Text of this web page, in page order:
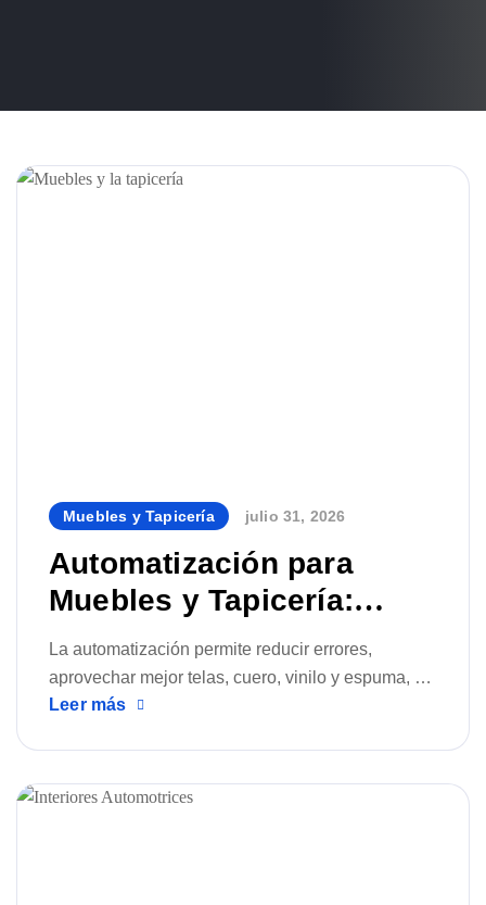
Muebles y Tapicería julio 31, 2026
Automatización para
Muebles y Tapicería:
Beneficios Reales
La automatización permite reducir errores,
aprovechar mejor telas, cuero, vinilo y espuma, y
responder con mayor agilidad a pedidos
cutters en la fabricación de muebles y tapicería.
Leer más